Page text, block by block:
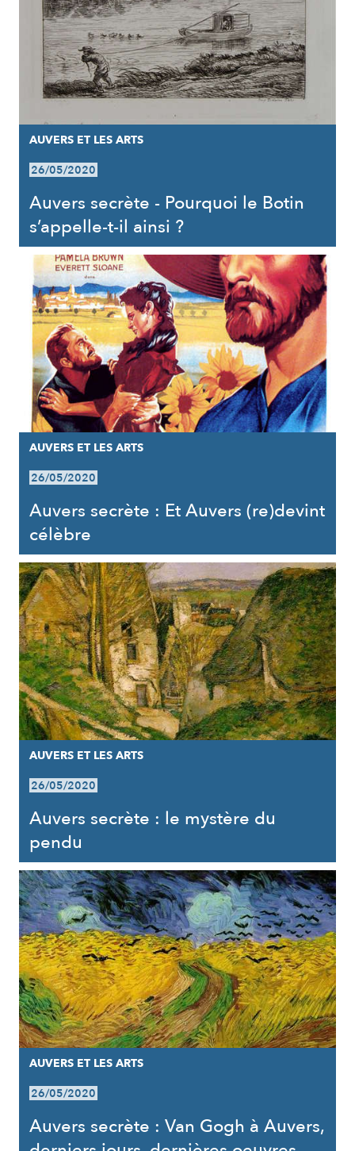
AUVERS ET LES ARTS
26/05/2020
Auvers secrète - Pourquoi le Botin
s’appelle-t-il ainsi ?
AUVERS ET LES ARTS
26/05/2020
Auvers secrète : Et Auvers (re)devint
célèbre
AUVERS ET LES ARTS
26/05/2020
Auvers secrète : le mystère du
pendu
AUVERS ET LES ARTS
26/05/2020
Auvers secrète : Van Gogh à Auvers,